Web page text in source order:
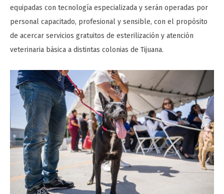
equipadas con tecnología especializada y serán operadas por
personal capacitado, profesional y sensible, con el propósito
de acercar servicios gratuitos de esterilización y atención
veterinaria básica a distintas colonias de Tijuana.